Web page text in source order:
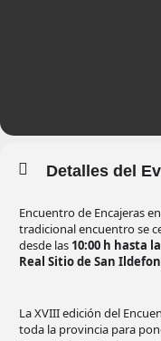
Detalles del
Encuentro de Encajeras
tradicional encuentro se
desde las 10:00 h hasta
Real Sitio de San
La XVIII edición del
toda la provincia para